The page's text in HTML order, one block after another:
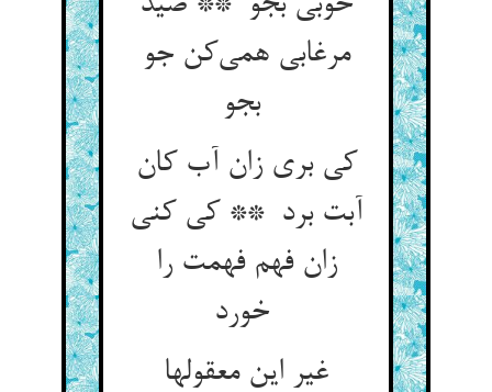
مرغابی همی‌کن جو
بجو
کی بری زان آب کان
آبت برد ** کی کنی
زان فهم فهمت را
غیر این معقولها